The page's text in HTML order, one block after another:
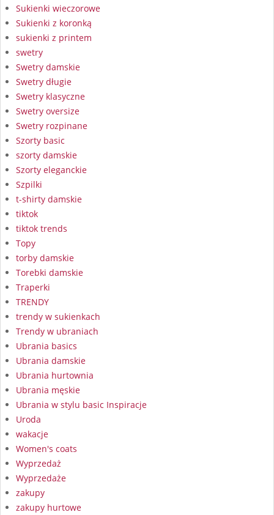
Sukienki wieczorowe
Sukienki z koronką
sukienki z printem
swetry
Swetry damskie
Swetry długie
Swetry klasyczne
Swetry oversize
Swetry rozpinane
Szorty basic
szorty damskie
Szorty eleganckie
Szpilki
t-shirty damskie
tiktok
tiktok trends
Topy
torby damskie
Torebki damskie
Traperki
TRENDY
trendy w sukienkach
Trendy w ubraniach
Ubrania basics
Ubrania damskie
Ubrania hurtownia
Ubrania męskie
Ubrania w stylu basic Inspiracje
Uroda
wakacje
Women's coats
Wyprzedaż
Wyprzedaże
zakupy
zakupy hurtowe